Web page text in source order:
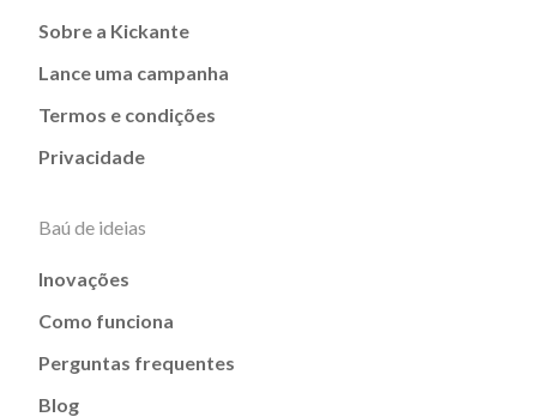
Sobre a Kickante
Lance uma campanha
Termos e condições
Privacidade
Baú de ideias
Inovações
Como funciona
Perguntas frequentes
Blog